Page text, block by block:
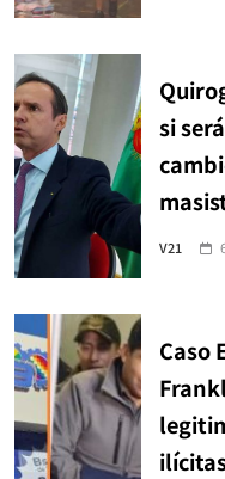
si
V21
Caso